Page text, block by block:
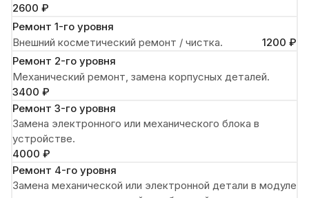
2600 ₽
Ремонт 1-го уровня
Внешний косметический ремонт / чистка.
1200 ₽
Ремонт 2-го уровня
Механический ремонт, замена корпусных деталей.
3400 ₽
Ремонт 3-го уровня
Замена электронного или механического блока в
устройстве.
4000 ₽
Ремонт 4-го уровня
Замена механической или электронной детали в модуле